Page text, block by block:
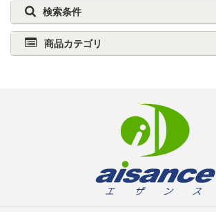
検索条件
商品カテゴリ